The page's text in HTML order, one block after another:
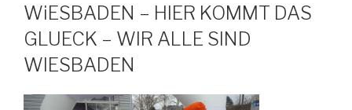
WiESBADEN – HIER KOMMT DAS
GLUECK – WIR ALLE SIND
WIESBADEN